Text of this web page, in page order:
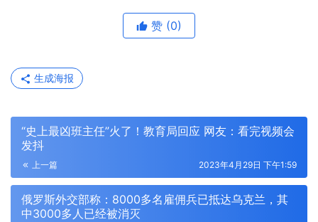
赞 (0)
生成海报
“史上最凶班主任”火了！教育局回应 网友：看完视频会
发抖
上一篇 2023年4月29日 下午1:59
俄罗斯外交部称：8000多名雇佣兵已抵达乌克兰，其
中3000多人已经被消灭